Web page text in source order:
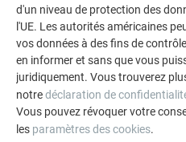
d'un niveau de protection des
l'UE. Les autorités américaines
vos données à des fins de
en informer et sans que vous
juridiquement. Vous trouverez
notredéclaration de
Vous pouvez révoquer votre
les paramètres des cookies.